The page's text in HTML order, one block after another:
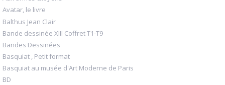
Avatar, le livre
Balthus Jean Clair
Bande dessinée XIII Coffret T1-T9
Bandes Dessinées
Basquiat , Petit format
Basquiat au musée d'Art Moderne de Paris
BD